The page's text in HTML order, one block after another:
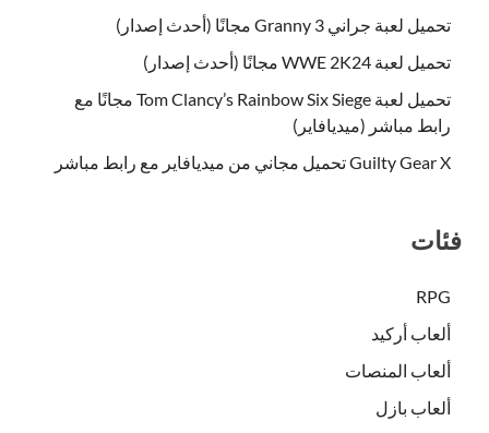
تحميل لعبة جراني Granny 3 مجانًا (أحدث إصدار)
تحميل لعبة WWE 2K24 مجانًا (أحدث إصدار)
تحميل لعبة Tom Clancy’s Rainbow Six Siege مجانًا مع
رابط مباشر (ميديافاير)
Guilty Gear X تحميل مجاني من ميديافاير مع رابط مباشر
فئات
RPG
ألعاب أركيد
ألعاب المنصات
ألعاب بازل